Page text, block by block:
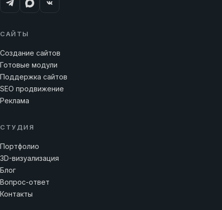
САЙТЫ
Создание сайтов
Готовые модули
Поддержка сайтов
SEO продвижение
Реклама
СТУДИЯ
Портфолио
3D-визуализация
Блог
Вопрос-ответ
Контакты